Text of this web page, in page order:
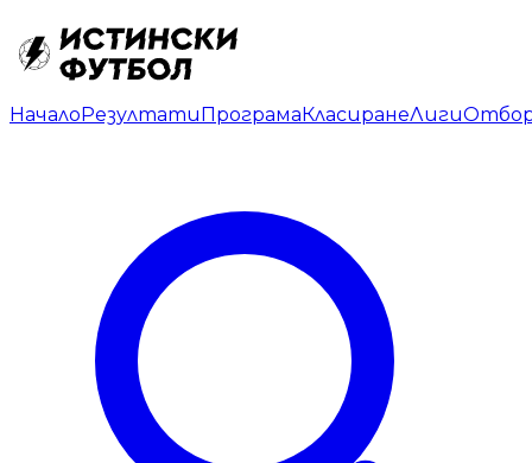
НачалоРезултатиПрограмаКласиранеЛиги